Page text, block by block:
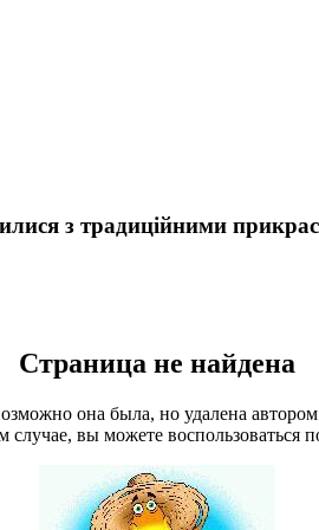
з традиційними
Страница не найдена
она была, но удалена
вы можете воспользоваться